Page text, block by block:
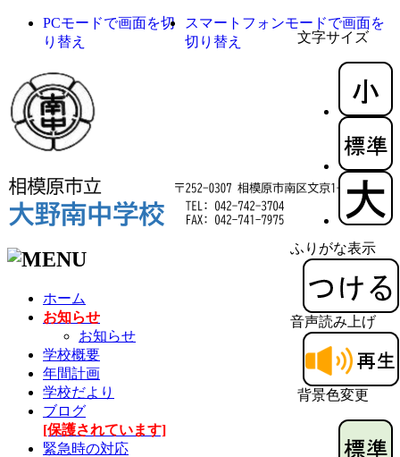
文字サイズ
ふりがな表示
音声読み上げ
背景色変更
PCモードで画面を切
り替え
スマートフォンモードで画面を
切り替え
ホーム
お知らせ
お知らせ
学校概要
年間計画
学校だより
ブログ
[保護されています]
緊急時の対応